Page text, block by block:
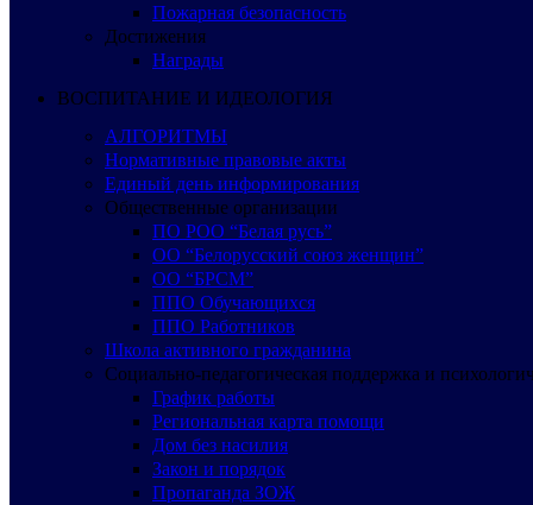
Пожарная безопасность
Достижения
Награды
ВОСПИТАНИЕ И ИДЕОЛОГИЯ
АЛГОРИТМЫ
Нормативные правовые акты
Единый день информирования
Общественные организации
ПО РОО “Белая русь”
ОО “Белорусский союз женщин”
ОО “БРСМ”
ППО Обучающихся
ППО Работников
Школа активного гражданина
Социально-педагогическая поддержка и
График работы
Региональная карта помощи
Дом без насилия
Закон и порядок
Пропаганда ЗОЖ